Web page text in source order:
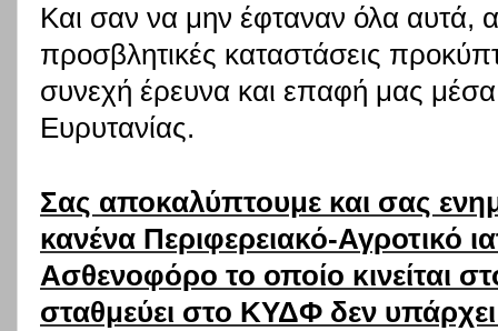
Και σαν να μην έφταναν όλα αυτά,
προσβλητικές καταστάσεις
συνεχή έρευνα και επαφή μας
Ευρυτανίας.
Σας αποκαλύπτουμε και σας
κανένα Περιφερειακό-Αγροτικό
Ασθενοφόρο το οποίο κινείται
σταθμεύει στο ΚΥΔΦ δεν